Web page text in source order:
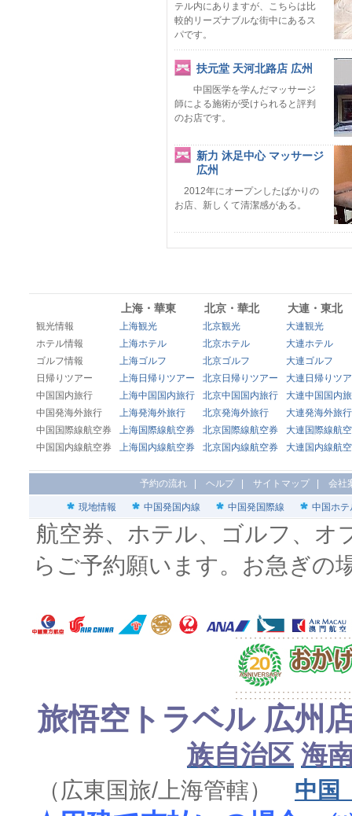
テル内にありますが、こちらは比
較的リーズナブルな街中にあるス
パです。
扶元堂 天河北路店 広州
中国医学を学んだマッサージ
師による施術が受けられると評判
のお店です。
新力 沐足中心 マッサージ
広州
2012年にオープンしたばかりの
お店、新しくて清潔感がある。
上海・華東 北京・華北 大連・東北
観光情報 上海観光 北京観光
大連観光
ホテル情報
上海ホテル 北京ホテル
大連ホテル
ゴルフ情報
上海ゴルフ 北京ゴルフ
大連ゴルフ
日帰りツアー
上海日帰りツアー 北京日帰りツアー
大連日帰りツ
中国国内旅行
上海中国国内旅行 北京中国国内旅行
大連中国国内
中国発海外旅行
上海発海外旅行 北京発海外旅行
大連発海外旅行
中国国際線航空券
上海国際線航空券 北京国際線航空券
大連国際線航
中国国内線航空券
上海国内線航空券 北京国内線航空券 大連国内線航
予約の流れ ヘルプ サイトマップ 会社
現地情報 中国発国内線 中国発国際線 中国ホテ
航空券、ホテル、ゴルフ、オ
らご予約願います。お急ぎの
旅悟空トラベル 広州
族自治区 海
（広東国旅/上海管轄） 中国